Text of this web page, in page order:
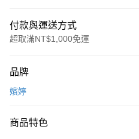
付款與運送方式
超取滿NT$1,000免運
信用卡一次付款
LINE Pay
品牌
嬪婷
商品特色